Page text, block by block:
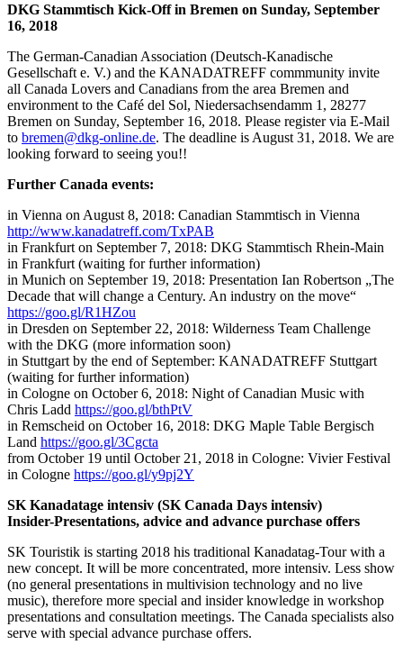
DKG Stammtisch Kick-Off in Bremen on Sunday, September
16, 2018
The German-Canadian Association (Deutsch-Kanadische
Gesellschaft e. V.) and the KANADATREFF commmunity invite
all Canada Lovers and Canadians from the area Bremen and
environment to the Café del Sol, Niedersachsendamm 1, 28277
Bremen on Sunday, September 16, 2018. Please register via E-Mail
to bremen@dkg-online.de. The deadline is August 31, 2018. We are
looking forward to seeing you!!
Further Canada events:
in Vienna on August 8, 2018: Canadian Stammtisch in Vienna
http://www.kanadatreff.com/TxPAB
in Frankfurt on September 7, 2018: DKG Stammtisch Rhein-Main
in Frankfurt (waiting for further information)
in Munich on September 19, 2018: Presentation Ian Robertson „The
Decade that will change a Century. An industry on the move“
https://goo.gl/R1HZou
in Dresden on September 22, 2018: Wilderness Team Challenge
with the DKG (more information soon)
in Stuttgart by the end of September: KANADATREFF Stuttgart
(waiting for further information)
in Cologne on October 6, 2018: Night of Canadian Music with
Chris Ladd https://goo.gl/bthPtV
in Remscheid on October 16, 2018: DKG Maple Table Bergisch
Land https://goo.gl/3Cgcta
from October 19 until October 21, 2018 in Cologne: Vivier Festival
in Cologne https://goo.gl/y9pj2Y
SK Kanadatage intensiv (SK Canada Days intensiv)
Insider-Presentations, advice and advance purchase offers
SK Touristik is starting 2018 his traditional Kanadatag-Tour with a
new concept. It will be more concentrated, more intensiv. Less show
(no general presentations in multivision technology and no live
music), therefore more special and insider knowledge in workshop
presentations and consultation meetings. The Canada specialists also
serve with special advance purchase offers.